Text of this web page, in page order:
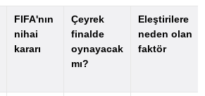
FIFA'nın
nihai
kararı
Çeyrek
finalde
oynayacak
mı?
Eleştirilere
neden olan
faktör